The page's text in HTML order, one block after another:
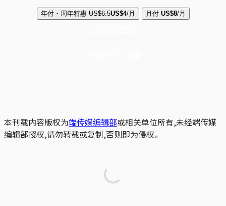
年付・周年特惠 US$6.5US$4/月 月付 US$8/月
本刊载内容版权为端传媒编辑部或相关单位所有,未经端传媒
编辑部授权,请勿转载或复制,否则即为侵权。